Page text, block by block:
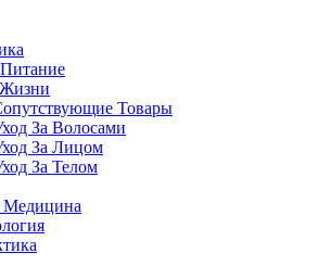
Жизни
Товары
За Волосами
За Лицом
За Телом
Медицина